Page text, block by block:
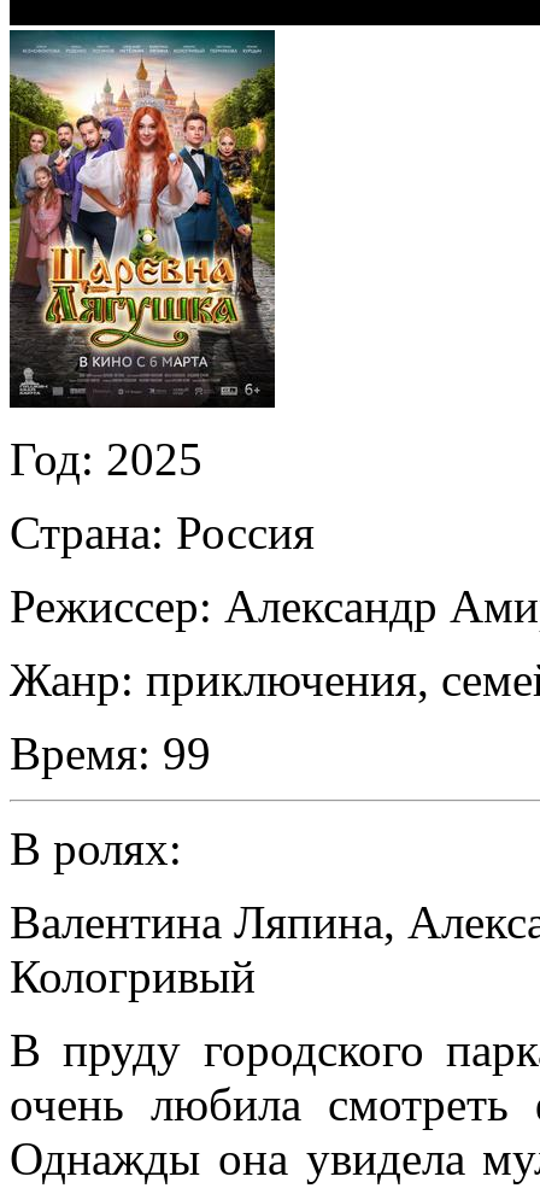
Год: 2025
Страна: Россия
Режиссер: Александр
Жанр: приключения,
Время: 99
В ролях:
Валентина Ляпина,
Кологривый
В пруду городского
очень любила
Однажды она увидела